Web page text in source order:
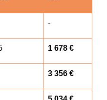
-
1 678 €
3 356 €